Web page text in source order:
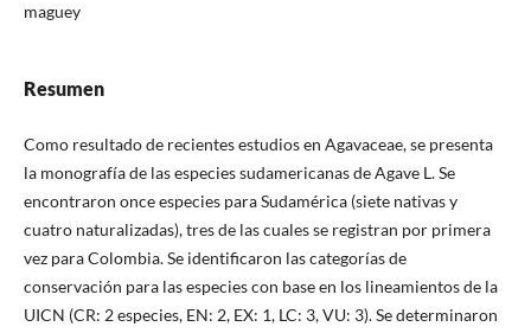
maguey
Resumen
Como resultado de recientes estudios en Agavaceae, se presenta
la monografía de las especies sudamericanas de Agave L. Se
encontraron once especies para Sudamérica (siete nativas y
cuatro naturalizadas), tres de las cuales se registran por primera
vez para Colombia. Se identificaron las categorías de
conservación para las especies con base en los lineamientos de la
UICN (CR: 2 especies, EN: 2, EX: 1, LC: 3, VU: 3). Se determinaron